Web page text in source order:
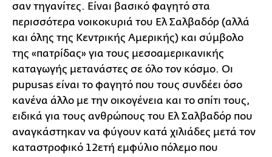
σαν τηγανίτες. Είναι βασικό φαγητό στα
περισσότερα νοικοκυριά του Ελ Σαλβαδόρ (αλλά
και όλης της Κεντρικής Αμερικής) και σύμβολο
της «πατρίδας» για τους μεσοαμερικανικής
καταγωγής μετανάστες σε όλο τον κόσμο. Οι
pupusas είναι το φαγητό που τους συνδέει όσο
κανένα άλλο με την οικογένεια και το σπίτι τους,
ειδικά για τους ανθρώπους του Ελ Σαλβαδόρ που
αναγκάστηκαν να φύγουν κατά χιλιάδες μετά τον
καταστροφικό 12ετή εμφύλιο πόλεμο που